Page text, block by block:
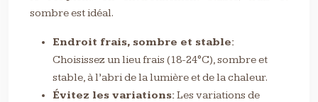
sombre est idéal.
Endroit frais, sombre et stable:
Choisissez un lieu frais (18-24°C), sombre et
stable, à l’abri de la lumière et de la chaleur.
Évitez les variations:Les variations de